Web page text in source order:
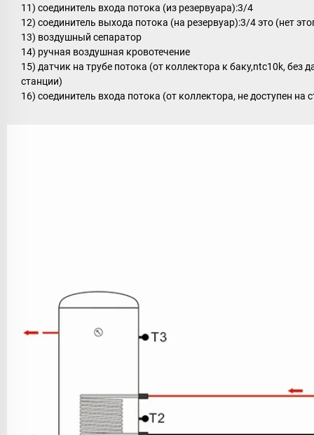
11) соединитель входа потока (из резервуара):3/4
12) соединитель выхода потока (на резервуар):3/4 это (нет
13) воздушный сепаратор
14) ручная воздушная кровотечение
15) датчик на трубе потока (от коллектора к баку,ntc10k, без
станции)
16) соединитель входа потока (от коллектора, не доступен на